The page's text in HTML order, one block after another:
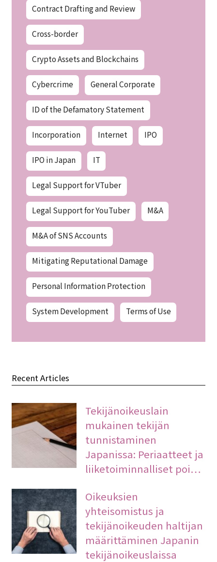
Contract Drafting and Review
Cross-border
Crypto Assets and Blockchains
Cybercrime General Corporate
ID of the Defamatory Statement
Incorporation Internet IPO
IPO in Japan IT
Legal Support for VTuber
Legal Support for YouTuber M&A
M&A of SNS Accounts
Mitigating Reputational Damage
Personal Information Protection
System Development Terms of Use
Recent Articles
Tekijänoikeuslain
mukainen tekijän
tunnistaminen
Japanissa: Periaatteet ja
liiketoiminnalliset poi…
Oikeuksien
yhteisomistus ja
tekijänoikeuden haltijan
määrittäminen Japanin
tekijänoikeuslaissa